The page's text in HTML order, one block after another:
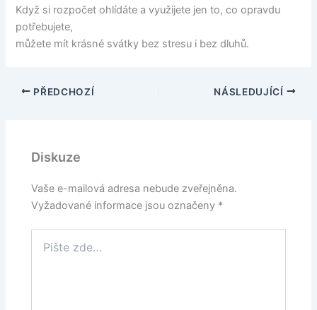
Když si rozpočet ohlídáte a využijete jen to, co opravdu
potřebujete,
můžete mít krásné svátky bez stresu i bez dluhů.
PŘEDCHOZÍ NÁSLEDUJÍCÍ
Diskuze
Vaše e-mailová adresa nebude zveřejněna.
Vyžadované informace jsou označeny *
zde…